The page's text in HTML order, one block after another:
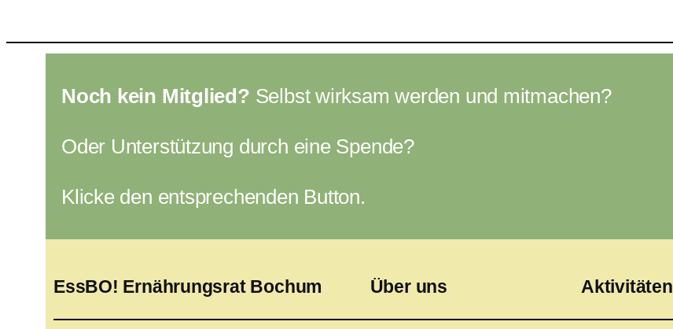
Noch kein Mitglied? Selbst wirksam werden und mitmachen?
Oder Unterstützung durch eine Spende?
Klicke den entsprechenden Button.
EssBO! Ernährungsrat Bochum Über uns Aktivitäten